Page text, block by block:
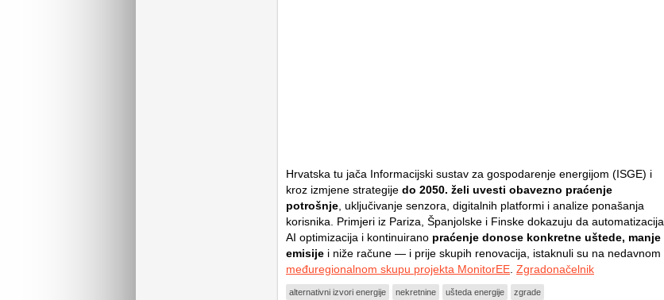
Hrvatska tu jača Informacijski sustav za gospodarenje energijom (ISGE) i
kroz izmjene strategije do 2050. želi uvesti obavezno praćenje
potrošnje , uključivanje senzora, digitalnih platformi i analize ponašanja
korisnika. Primjeri iz Pariza, Španjolske i Finske dokazuju da automatizacija,
AI optimizacija i kontinuirano praćenje donose konkretne uštede, manje
emisije i niže račune — i prije skupih renovacija, istaknuli su na nedavnom
međuregionalnom skupu projekta MonitorEE Zgradonačelnik
alternativni izvori energije nekretnine ušteda energije zgrade